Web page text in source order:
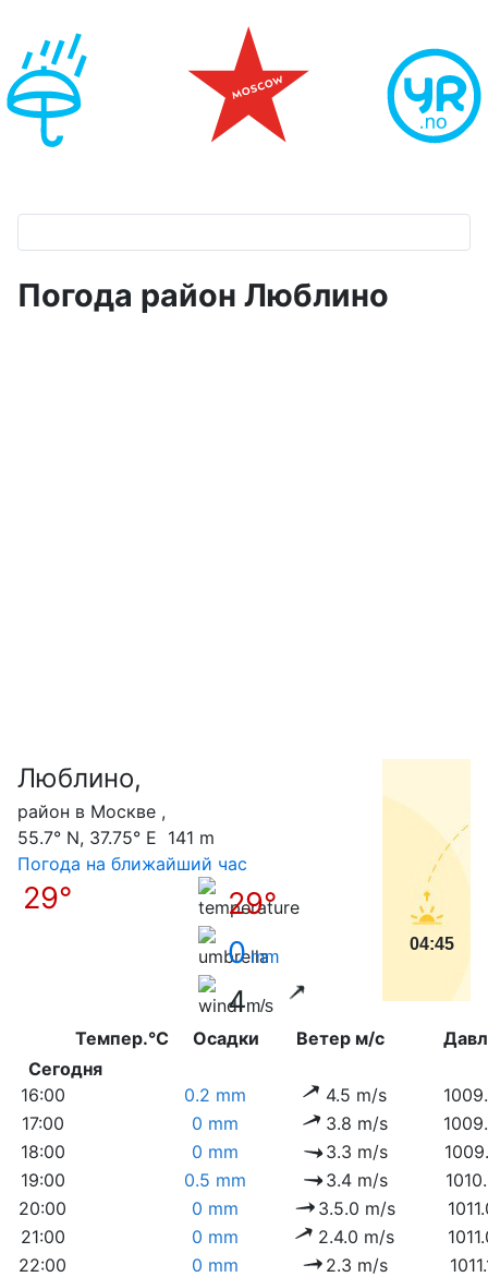
Погода район Люблино
Люблино,
район в Москве ,
55.7° N, 37.75° E 141 m
Погода на ближайший час
29°
29°
0mm
4m/s
04:45
Темпер.°C Осадки Ветер м/с
Сегодня
16:00
0.2 mm 4.5 m/s
17:00
0 mm 3.8 m/s
18:00
0 mm 3.3 m/s
19:00
0.5 mm 3.4 m/s
20:00
0 mm 3.5.0 m/s
21:00
0 mm 2.4.0 m/s
22:00
0 mm 2.3 m/s